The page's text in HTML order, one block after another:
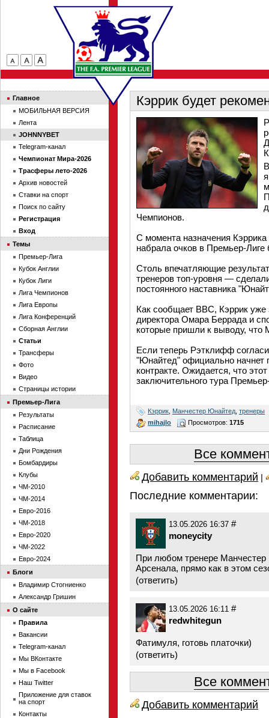
Кэррик будет
Чемпионов.
С момента назначения
набрала очков в Премьер-
Столь впечатляющие
тренеров топ-уровня —
постоянного наставника
Как сообщает BBC, Кэррик уже
директора Омара Беррада и
которые пришли к выводу,
Если теперь Рэтклифф
"Юнайтед" официально начнет
контракте. Ожидается, что
заключительного тура
Кэррик Манчестер Юнайтед тренеры
mihajlo
Просмотров: 1715
Все
Добавить комментарий |
Последние комментарии:
13.05.2026 16:37 #
moneycity
При любом тренере Манчестер
Арсенала, прямо как в этом
(ответить)
13.05.2026 16:11 #
redwhitegun
Фатимуля, готовь платочки)
(ответить)
Все
Добавить комментарий
Главное
МОБИЛЬНАЯ ВЕРСИЯ
Лента
JOHNNYBET
Telegram-канал
Чемпионат Мира-2026
Трасферы лето-2026
Архив новостей
Ставки на спорт
Поиск по сайту
Регистрация
Вход
Темы
Премьер-Лига
Кубок Англии
Кубок Лиги
Лига Чемпионов
Лига Европы
Лига Конференций
Сборная Англии
Статьи
Трансферы
Фото
Видео
Страницы истории
Премьер-Лига
Результаты
Расписание
Таблица
Дни Рождения
Бомбардиры
Клубы
ЧМ-2010
ЧМ-2014
Евро-2016
ЧМ-2018
Евро-2020
ЧМ-2022
Евро-2024
Блоги
Владимир Стогниенко
Александр Гришин
О сайте
Правила
Вакансии
Telegram-канал
Мы ВКонтакте
Мы в Facebook
Наш Twitter
Приложение для ставок
на спорт
Контакты